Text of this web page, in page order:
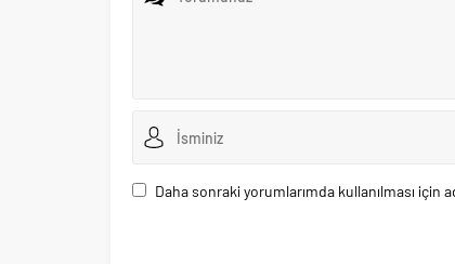
Daha sonraki yorumlarımda kullanılması için